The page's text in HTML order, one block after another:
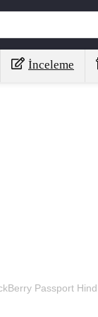
İnceleme
Passport